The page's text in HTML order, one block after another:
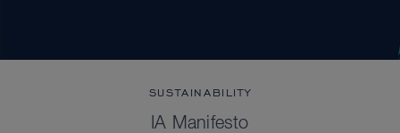
SUSTAINABILITY
IA Manifesto